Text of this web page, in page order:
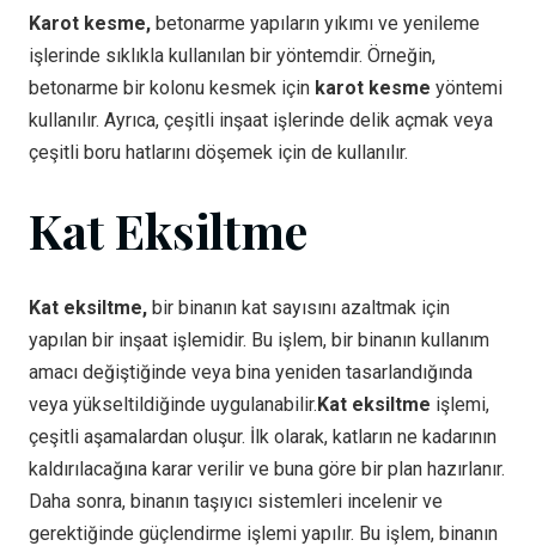
Karot kesme, betonarme yapıların yıkımı ve yenileme
işlerinde sıklıkla kullanılan bir yöntemdir. Örneğin,
betonarme bir kolonu kesmek için karot kesme yöntemi
kullanılır. Ayrıca, çeşitli inşaat işlerinde delik açmak veya
çeşitli boru hatlarını döşemek için de kullanılır.
Kat Eksiltme
Kat eksiltme, bir binanın kat sayısını azaltmak için
yapılan bir inşaat işlemidir. Bu işlem, bir binanın kullanım
amacı değiştiğinde veya bina yeniden tasarlandığında
veya yükseltildiğinde uygulanabilir.Kat eksiltme işlemi,
çeşitli aşamalardan oluşur. İlk olarak, katların ne kadarının
kaldırılacağına karar verilir ve buna göre bir plan hazırlanır.
Daha sonra, binanın taşıyıcı sistemleri incelenir ve
gerektiğinde güçlendirme işlemi yapılır. Bu işlem, binanın